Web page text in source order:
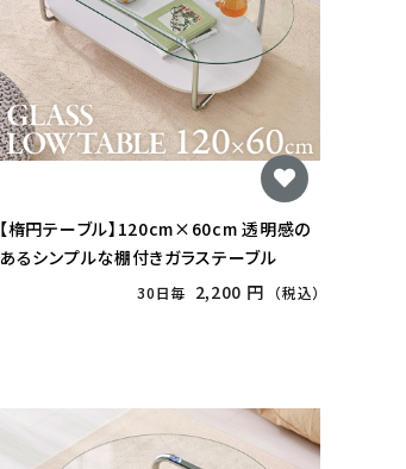
【楕円テーブル】120cm×60cm 透明感の
あるシンプルな棚付きガラステーブル
30日毎 2,200 円 （税込）